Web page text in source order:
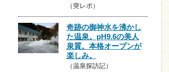
（突レポ）
奇跡の御神水を沸かし
た温泉。pH9.6の美人
泉質。本格オープンが
楽しみ。
（温泉探訪記）